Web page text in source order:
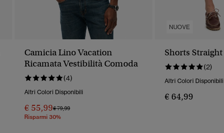
Camicia Lino Vacation
Ricamata Vestibilità Comoda
(4)
Altri Colori Disponibili
€ 55,99Prezzo Ridotto Da
€ 79,99A
Risparmi 30%
NUOVE
Shorts
(2)
Altri Colori Disponibili
€ 64,99